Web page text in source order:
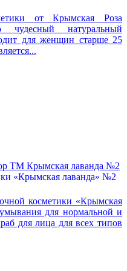
от Крымская Роза
чудесный натуральный
для женщин старше 25
«Крымская лаванда» №2
косметики «Крымская
для нормальной и
для лица для всех типов